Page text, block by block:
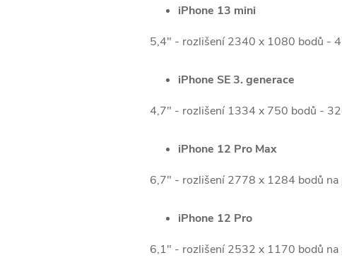
iPhone 13 mini
5,4" - rozlišení 2340 x 1080 bodů -
iPhone SE 3. generace
4,7" - rozlišení 1334 x 750 bodů -
iPhone 12 Pro Max
6,7" - rozlišení 2778 x 1284 bodů
iPhone 12 Pro
6,1" - rozlišení 2532 x 1170 bodů